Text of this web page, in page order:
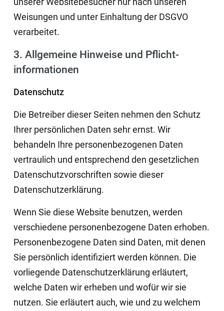
unserer Websitebesucher nur nach unseren
Weisungen und unter Einhaltung der DSGVO
verarbeitet.
3. Allgemeine Hinweise und Pflicht­
informationen
Datenschutz
Die Betreiber dieser Seiten nehmen den Schutz
Ihrer persönlichen Daten sehr ernst. Wir
behandeln Ihre personenbezogenen Daten
vertraulich und entsprechend den gesetzlichen
Datenschutzvorschriften sowie dieser
Datenschutzerklärung.
Wenn Sie diese Website benutzen, werden
verschiedene personenbezogene Daten erhoben.
Personenbezogene Daten sind Daten, mit denen
Sie persönlich identifiziert werden können. Die
vorliegende Datenschutzerklärung erläutert,
welche Daten wir erheben und wofür wir sie
nutzen. Sie erläutert auch, wie und zu welchem